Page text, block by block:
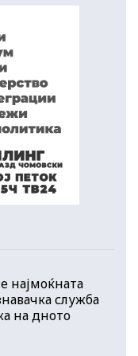
најмоќната
служба
на дното